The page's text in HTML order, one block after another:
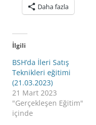
Daha fazla
İlgili
BSH’da İleri Satış
Teknikleri eğitimi
(21.03.2023)
21 Mart 2023
"Gerçekleşen Eğitim"
içinde